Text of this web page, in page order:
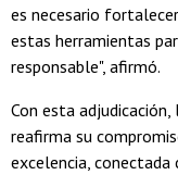
es necesario
estas herramientas
responsable", afirmó.
Con esta
reafirma su
excelencia,